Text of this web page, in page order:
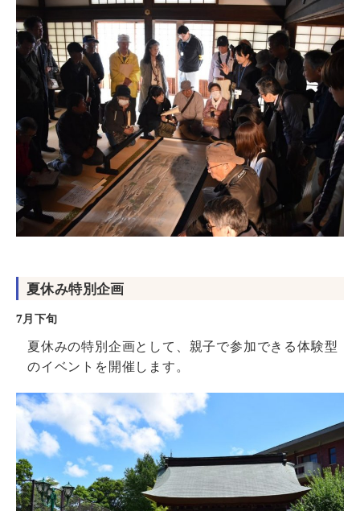
夏休み特別企画
7月下旬
夏休みの特別企画として、親子で参加できる体験型
のイベントを開催します。